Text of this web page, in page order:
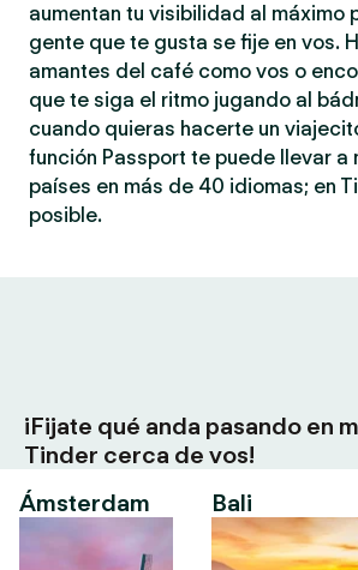
aumentan tu visibilidad al máximo
gente que te gusta se fije en vos.
amantes del café como vos o
que te siga el ritmo jugando al
cuando quieras hacerte un
función Passport te puede llevar a
países en más de 40 idiomas; en
posible.
¡Fijate qué anda pasando en
Tinder cerca de vos!
Ámsterdam
Bali